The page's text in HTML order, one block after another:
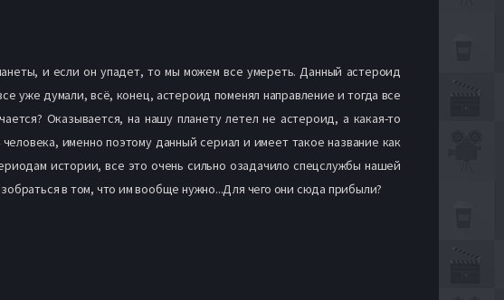
и если он упадет, то мы можем все умереть. Данный астероид
уже думали, всё, конец, астероид поменял направление и тогда все
Оказывается, на нашу планету летел не астероид, а какая-то
именно поэтому данный сериал и имеет такое название как
истории, все это очень сильно озадачило спецслужбы нашей
в том, что им вообще нужно...Для чего они сюда прибыли?